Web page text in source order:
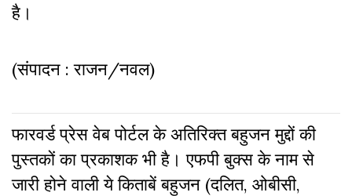
है।
(संपादन : राजन/नवल)
फारवर्ड प्रेस वेब पोर्टल के अतिरिक्‍त बहुजन मुद्दों की
पुस्‍तकों का प्रकाशक भी है। एफपी बुक्‍स के नाम से
जारी होने वाली ये किताबें बहुजन (दलित, ओबीसी,